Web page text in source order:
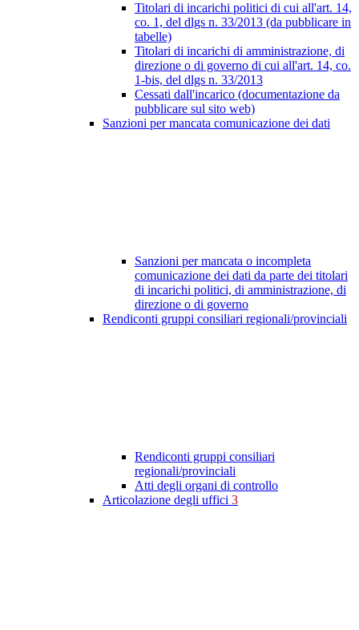
Titolari di incarichi politici di cui all'art. 14,
co. 1, del dlgs n. 33/2013 (da pubblicare in
tabelle)
Titolari di incarichi di amministrazione, di
direzione o di governo di cui all'art. 14, co.
1-bis, del dlgs n. 33/2013
Cessati dall'incarico (documentazione da
pubblicare sul sito web)
Sanzioni per mancata comunicazione dei dati
Sanzioni per mancata o incompleta
comunicazione dei dati da parte dei titolari
di incarichi politici, di amministrazione, di
direzione o di governo
Rendiconti gruppi consiliari regionali/provinciali
Rendiconti gruppi consiliari
regionali/provinciali
Atti degli organi di controllo
Articolazione degli uffici 3